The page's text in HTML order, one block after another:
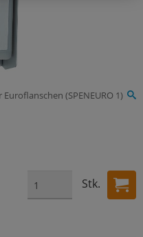
(SPENEURO 1)
Stk.